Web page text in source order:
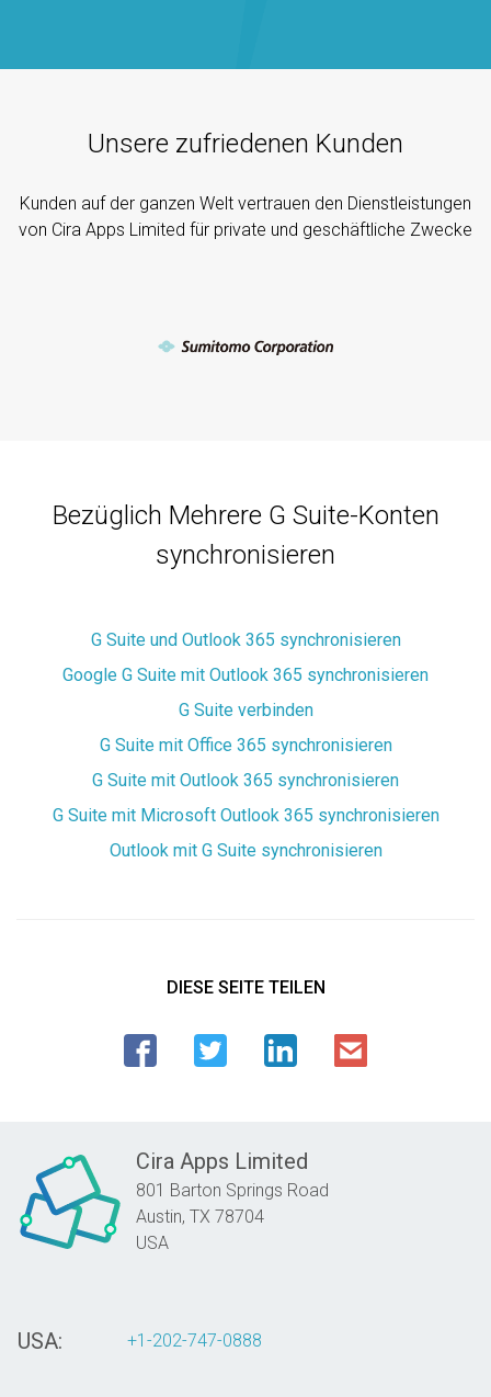
Unsere zufriedenen Kunden
Kunden auf der ganzen Welt vertrauen den Dienstleistungen
von Cira Apps Limited für private und geschäftliche Zwecke
Bezüglich Mehrere G Suite-Konten
synchronisieren
G Suite und Outlook 365 synchronisieren
Google G Suite mit Outlook 365 synchronisieren
G Suite verbinden
G Suite mit Office 365 synchronisieren
G Suite mit Outlook 365 synchronisieren
G Suite mit Microsoft Outlook 365 synchronisieren
Outlook mit G Suite synchronisieren
DIESE SEITE TEILEN
Cira Apps Limited
801 Barton Springs Road
Austin, TX 78704
USA
USA: +1-202-747-0888